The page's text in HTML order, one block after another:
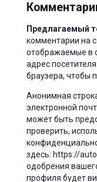
Предлагаемый
комментарии на
отображаемые в
адрес
браузера, чтобы
Анонимная
электронной
может быть
проверить,
здесь: https://
одобрения
профиля будет